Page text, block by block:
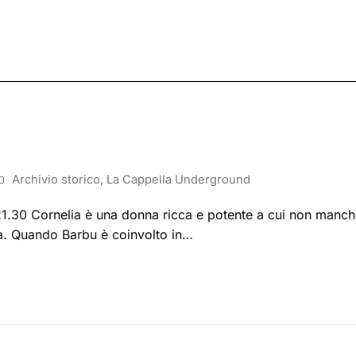
Archivio storico, La Cappella Underground
Cornelia è una donna ricca e potente a cui non
Quando Barbu è coinvolto in…